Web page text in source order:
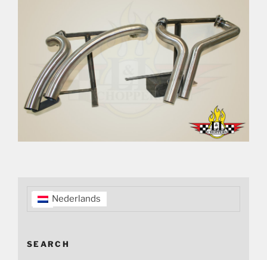
Nederlands
SEARCH